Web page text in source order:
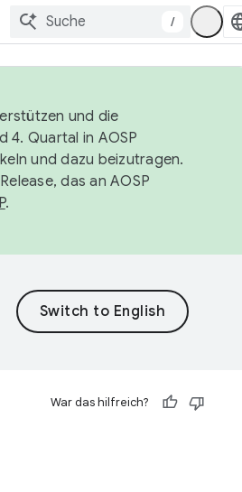
/
und die
4. Quartal in AOSP
und dazu beizutragen.
das an AOSP
.
War das hilfreich?